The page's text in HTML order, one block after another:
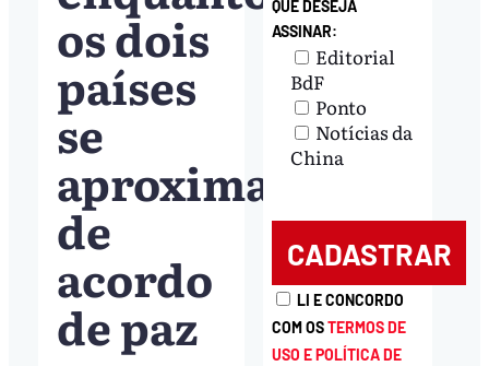
os dois
países
se
aproximam
de
acordo
de paz
QUE DESEJA
ASSINAR:
Editorial
BdF
Ponto
Notícias da
China
LI E CONCORDO
COM OSTERMOS DE
USO E POLÍTICA DE